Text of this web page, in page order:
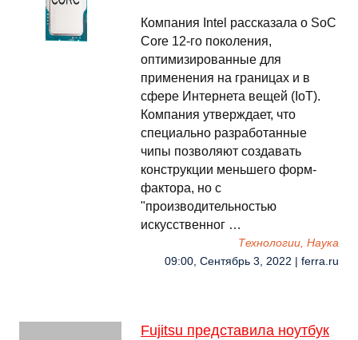
Компания Intel рассказала о SoC
Core 12-го поколения,
оптимизированные для
применения на границах и в
сфере Интернета вещей (IoT).
Компания утверждает, что
специально разработанные
чипы позволяют создавать
конструкции меньшего форм-
фактора, но с
"производительностью
искусственног …
Технологии, Наука
09:00, Сентябрь 3, 2022 | ferra.ru
Fujitsu представила ноутбук